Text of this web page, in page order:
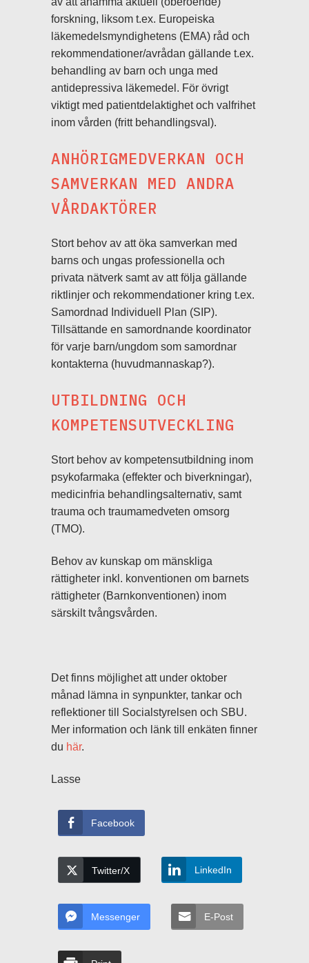
forskning, liksom t.ex. Europeiska
läkemedelsmyndighetens (EMA) råd och
rekommendationer/avrådan gällande t.ex.
behandling av barn och unga med
antidepressiva läkemedel. För övrigt
viktigt med patientdelaktighet och valfrihet
inom vården (fritt behandlingsval).
ANHÖRIGMEDVERKAN OCH
SAMVERKAN MED ANDRA
VÅRDAKTÖRER
Stort behov av att öka samverkan med
barns och ungas professionella och
privata nätverk samt av att följa gällande
riktlinjer och rekommendationer kring t.ex.
Samordnad Individuell Plan (SIP).
Tillsättande en samordnande koordinator
för varje barn/ungdom som samordnar
kontakterna (huvudmannaskap?).
UTBILDNING OCH
KOMPETENSUTVECKLING
Stort behov av kompetensutbildning inom
psykofarmaka (effekter och biverkningar),
medicinfria behandlingsalternativ, samt
trauma och traumamedveten omsorg
(TMO).
Behov av kunskap om mänskliga
rättigheter inkl. konventionen om barnets
rättigheter (Barnkonventionen) inom
särskilt tvångsvården.
Det finns möjlighet att under oktober
månad lämna in synpunkter, tankar och
reflektioner till Socialstyrelsen och SBU.
Mer information och länk till enkäten finner
du här.
Lasse
Facebook
Twitter/X LinkedIn
Messenger E-Post